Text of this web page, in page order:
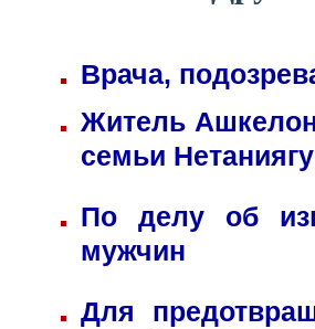
Врача,
Житель
семьи Нетаниягу
По делу об
мужчин
Для